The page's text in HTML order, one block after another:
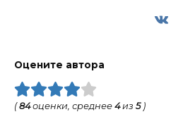
Оцените автора
(84оценки, среднее 4из 5)